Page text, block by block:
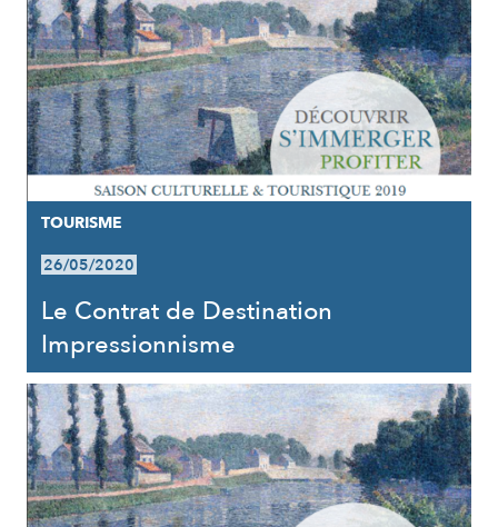
TOURISME
26/05/2020
Le Contrat de Destination
Impressionnisme